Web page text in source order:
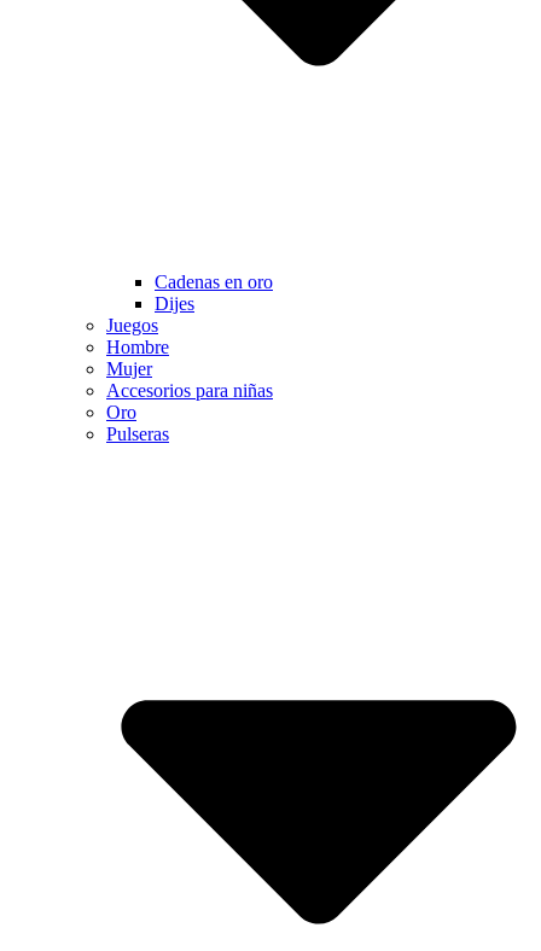
Cadenas en oro
Dijes
Juegos
Hombre
Mujer
Accesorios para niñas
Oro
Pulseras